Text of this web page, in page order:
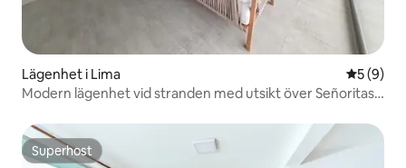
Lägenhet i Lima 5 av 5 i
5 (9)
Modern lägenhet vid stranden med utsikt över Señoritas-
Superhost
Superhost